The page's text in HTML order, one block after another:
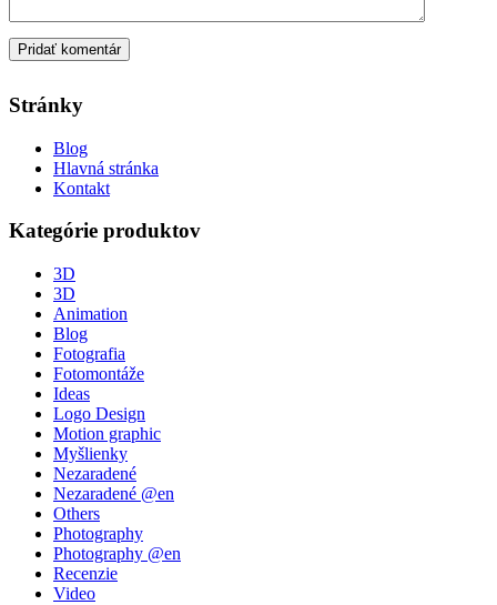
Stránky
Blog
Hlavná stránka
Kontakt
Kategórie produktov
3D
3D
Animation
Blog
Fotografia
Fotomontáže
Ideas
Logo Design
Motion graphic
Myšlienky
Nezaradené
Nezaradené @en
Others
Photography
Photography @en
Recenzie
Video